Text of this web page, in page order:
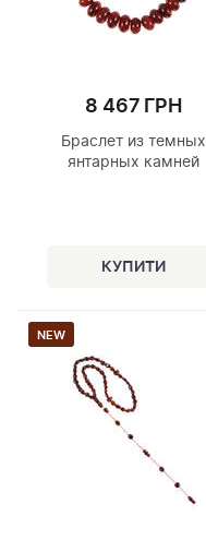
8 467 ГРН
Браслет из темных
янтарных камней
NEW